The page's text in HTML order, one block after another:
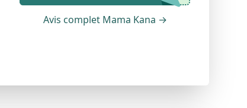
Avis complet Mama Kana →